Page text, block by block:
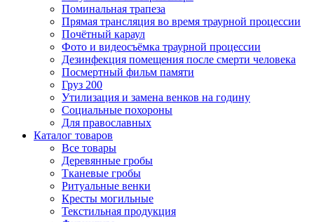
Поминальная трапеза
Прямая трансляция во время траурной процессии
Почётный караул
Фото и видеосъёмка траурной процессии
Дезинфекция помещения после смерти человека
Посмертный фильм памяти
Груз 200
Утилизация и замена венков на годину
Социальные похороны
Для православных
Каталог товаров
Все товары
Деревянные гробы
Тканевые гробы
Ритуальные венки
Кресты могильные
Текстильная продукция